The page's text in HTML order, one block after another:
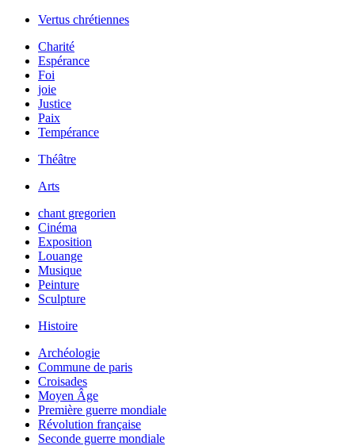
Vertus chrétiennes
Charité
Espérance
Foi
joie
Justice
Paix
Tempérance
Théâtre
Arts
chant gregorien
Cinéma
Exposition
Louange
Musique
Peinture
Sculpture
Histoire
Archéologie
Commune de paris
Croisades
Moyen Âge
Première guerre mondiale
Révolution française
Seconde guerre mondiale